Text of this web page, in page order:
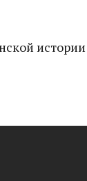
истории